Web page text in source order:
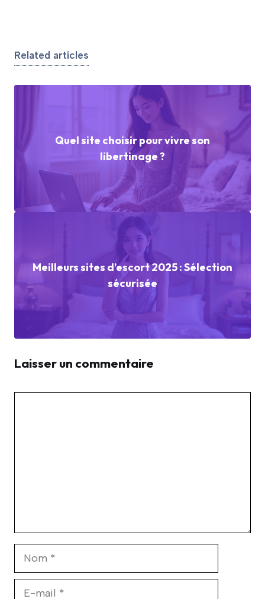
Related articles
Quel site choisir pour vivre son
libertinage ?
Meilleurs sites d’escort 2025 : Sélection
sécurisée
Laisser un commentaire